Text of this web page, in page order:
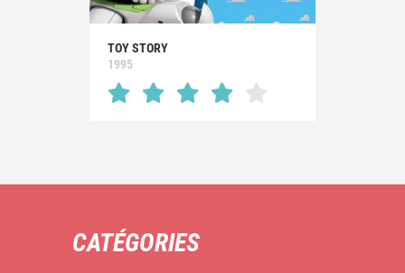
TOY STORY
1995
CATÉGORIES